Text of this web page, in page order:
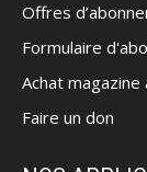
Offres
Formulaire
Achat magazine
Faire un don